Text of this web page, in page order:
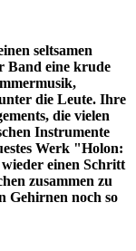
seltsamen
Band eine krude
die Leute. Ihre
die vielen
Instrumente
Werk "Holon:
einen Schritt
zusammen zu
Gehirnen noch so